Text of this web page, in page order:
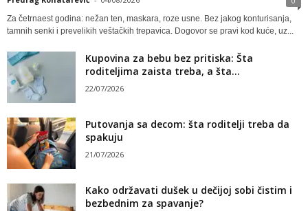
Za četrnaest godina: nežan ten, maskara, roze usne. Bez jakog konturisanja,
tamnih senki i prevelikih veštačkih trepavica. Dogovor se pravi kod kuće, uz...
Kupovina za bebu bez pritiska: Šta
roditeljima zaista treba, a šta...
22/07/2026
Putovanja sa decom: šta roditelji treba da
spakuju
21/07/2026
Kako održavati dušek u dečijoj sobi čistim i
bezbednim za spavanje?